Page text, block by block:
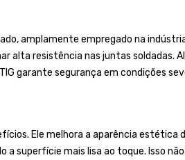
amplamente empregado na
alta resistência nas juntas
garante segurança em condições
Ele melhora a aparência
a superfície mais lisa ao toque. Isso